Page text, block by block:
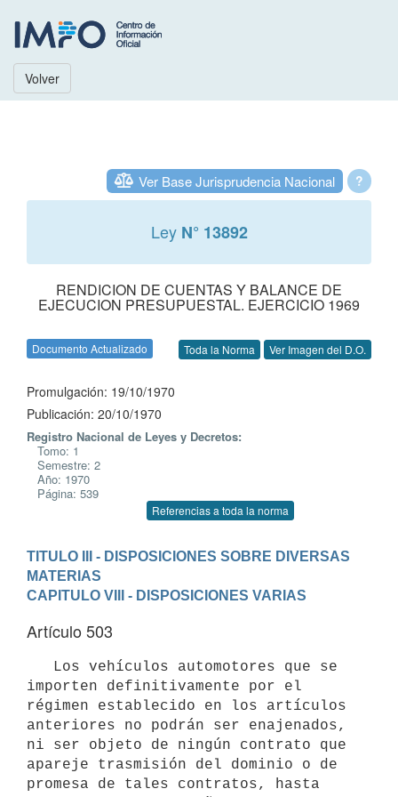
Volver
?
Ver Base Jurisprudencia Nacional
Ley N° 13892
RENDICION DE CUENTAS Y BALANCE DE
EJECUCION PRESUPUESTAL. EJERCICIO 1969
Documento Actualizado Toda la Norma Ver Imagen del D.O.
Promulgación: 19/10/1970
Publicación: 20/10/1970
Registro Nacional de Leyes y Decretos:
Tomo: 1
Semestre: 2
Año: 1970
Página: 539
Referencias a toda la norma
TITULO III - DISPOSICIONES SOBRE DIVERSAS
MATERIAS
CAPITULO VIII - DISPOSICIONES VARIAS
Artículo 503
importen definitivamente por el
régimen establecido en los artículos
anteriores no podrán ser enajenados,
ni ser objeto de ningún contrato que
apareje trasmisión del dominio o de
promesa de tales contratos, hasta